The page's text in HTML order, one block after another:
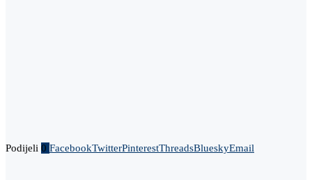
Podijeli 0 FacebookTwitterPinterestThreadsBlueskyEmail